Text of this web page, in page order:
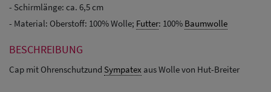
- Schirmlänge: ca. 6,5 cm
- Material: Oberstoff: 100% Wolle; Futter: 100% Baumwolle
BESCHREIBUNG
Cap mit Ohrenschutzund Sympatex aus Wolle von Hut-Breiter